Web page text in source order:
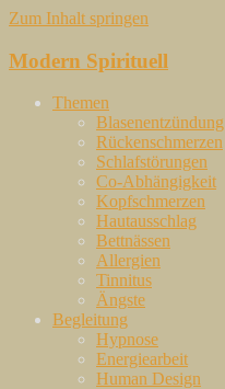
Zum Inhalt springen
Modern Spirituell
Themen
Blasenentzündung
Rückenschmerzen
Schlafstörungen
Co-Abhängigkeit
Kopfschmerzen
Hautausschlag
Bettnässen
Allergien
Tinnitus
Ängste
Begleitung
Hypnose
Energiearbeit
Human Design